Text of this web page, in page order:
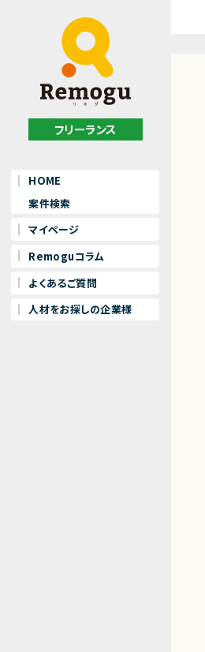
フリーランス
HOME
案件検索
マイページ
Remoguコラム
よくあるご質問
人材をお探しの企業様